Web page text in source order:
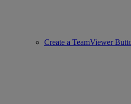
Create a TeamViewer